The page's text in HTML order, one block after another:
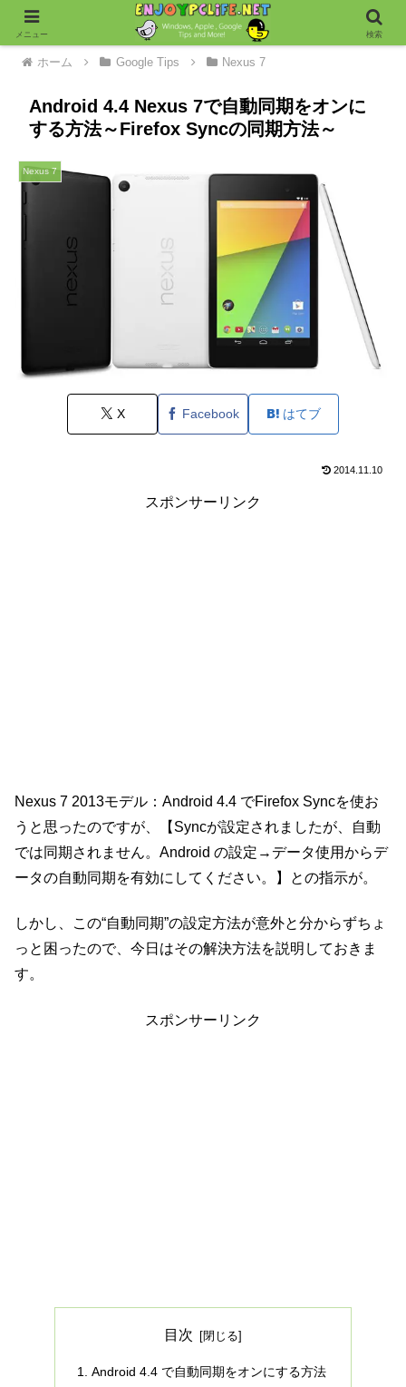
ホーム Google Tips Nexus 7
Android 4.4 Nexus 7で自動同期をオンに
する方法～Firefox Syncの同期方法～
Nexus 7
X Facebook はてブ
2014.11.10
スポンサーリンク
Nexus 7 2013モデル：Android 4.4 でFirefox Syncを使お
うと思ったのですが、【Syncが設定されましたが、自動
では同期されません。Android の設定→データ使用からデ
ータの自動同期を有効にしてください。】との指示が。
しかし、この“自動同期”の設定方法が意外と分からずちょ
っと困ったので、今日はその解決方法を説明しておきま
す。
スポンサーリンク
目次
Android 4.4 で自動同期をオンにする方法
メニュー 検索